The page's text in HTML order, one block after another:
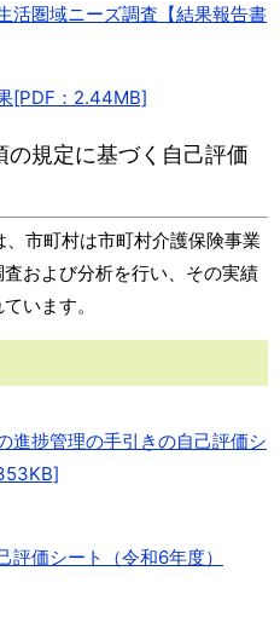
圏域ニーズ調査【結果報告書
[PDF：2.44MB]
の規定に基づく自己評価
市町村は市町村介護保険事業
および分析を行い、その実績
います。
進捗管理の手引きの自己評価シ
評価シート（令和6年度）